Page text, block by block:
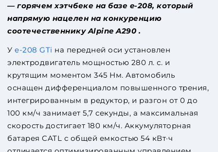
— горячем хэтчбеке на базе e-208, который
напрямую нацелен на конкуренцию
соотечественнику Alpine A290 .
У e-208 GTi на передней оси установлен
электродвигатель мощностью 280 л. с. и
крутящим моментом 345 Нм. Автомобиль
оснащен дифференциалом повышенного трения,
интегрированным в редуктор, и разгон от 0 до
100 км/ч занимает 5,7 секунды, а максимальная
скорость достигает 180 км/ч. Аккумуляторная
батарея CATL с общей емкостью 54 кВт·ч